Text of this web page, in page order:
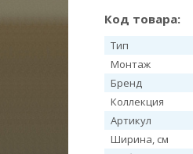
Код товара:
Тип
Монтаж
Бренд
Коллекция
Артикул
Ширина, см